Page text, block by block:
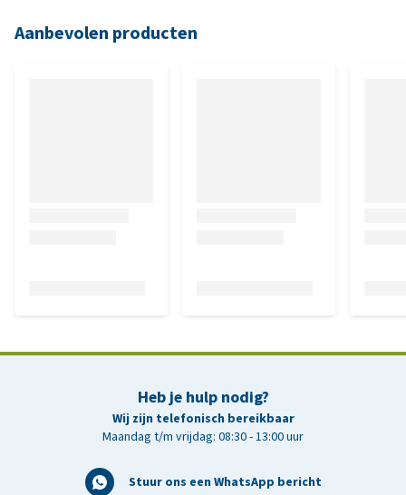
Aanbevolen producten
Heb je hulp nodig?
Wij zijn telefonisch bereikbaar
Maandag t/m vrijdag: 08:30 - 13:00 uur
Stuur ons een WhatsApp bericht